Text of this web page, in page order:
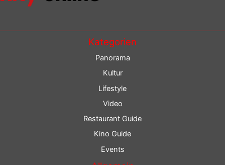
Kategorien
Panorama
Kultur
Lifestyle
Video
Restaurant Guide
Kino Guide
Events